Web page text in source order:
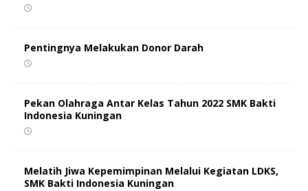
Pentingnya Melakukan Donor Darah
Pekan Olahraga Antar Kelas Tahun 2022 SMK Bakti
Indonesia Kuningan
Melatih Jiwa Kepemimpinan Melalui Kegiatan LDKS,
SMK Bakti Indonesia Kuningan